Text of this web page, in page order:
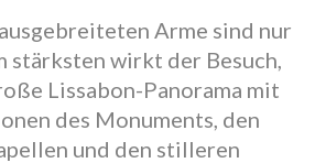
Arme sind nur
stärksten wirkt der Besuch,
Lissabon-Panorama mit
des Monuments, den
und den stilleren